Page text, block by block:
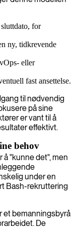
for
ny, tidkrevende
eller
fast ansettelse.
til nødvendig
på sine
er vant til å
effektivt.
behov
"kunne det", men
under en
Bash-rekruttering
et bemanningsbyrå
De